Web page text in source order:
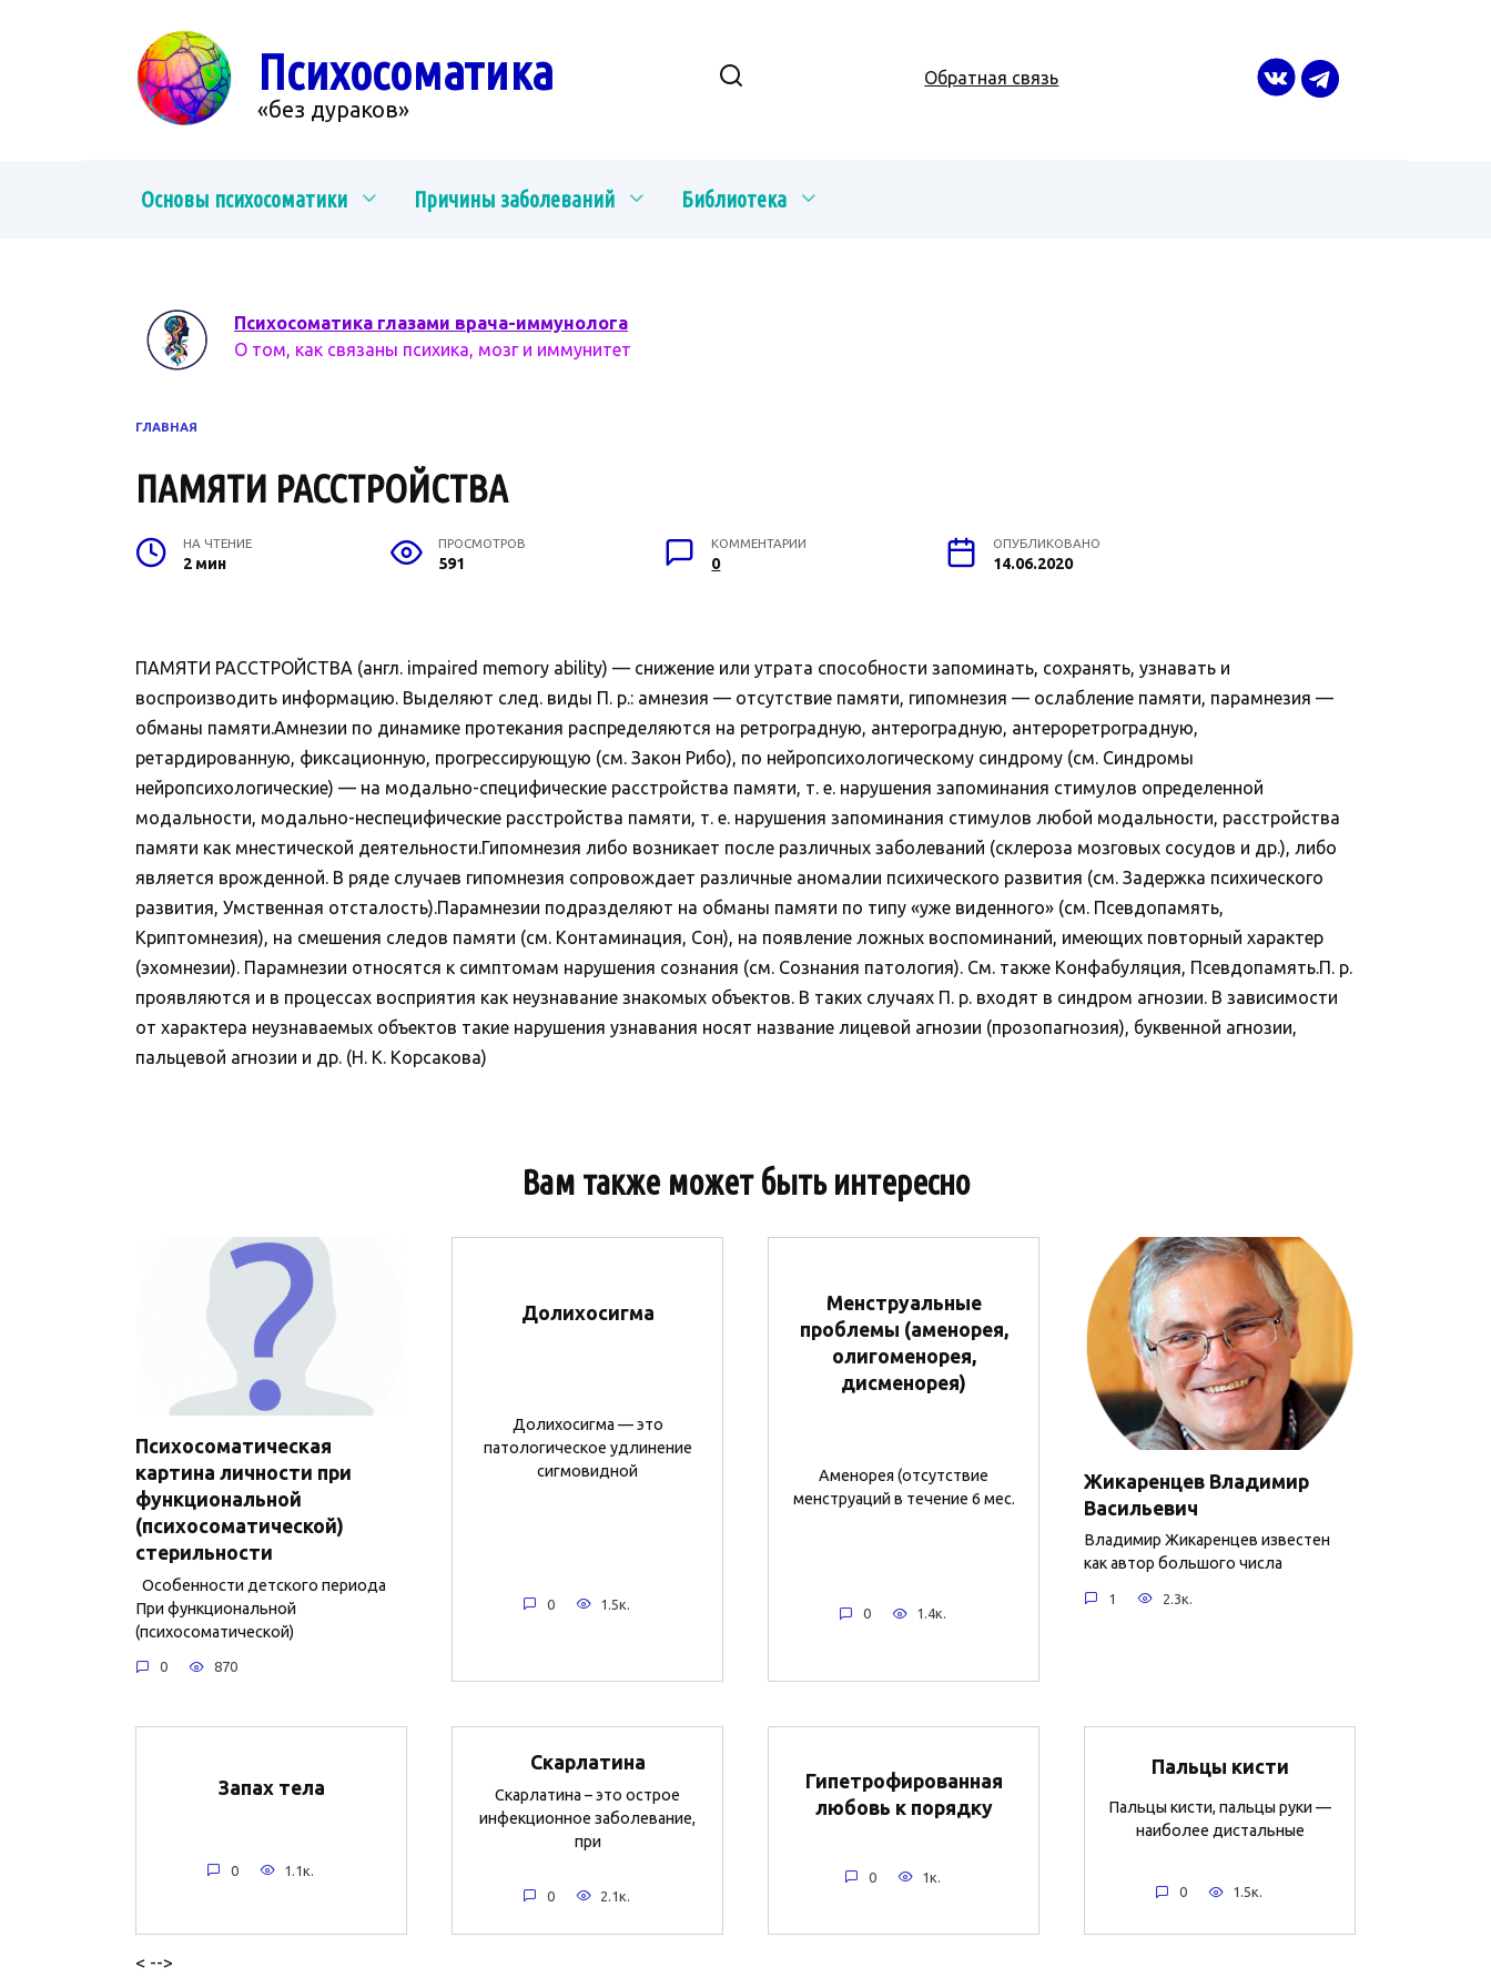
Психосоматика
«без дураков»
Обратная связь
Основы психосоматики Причины заболеваний Библиотека
Психосоматика глазами врача-иммунолога
О том, как связаны психика, мозг и иммунитет
ГЛАВНАЯ
ПАМЯТИ РАССТРОЙСТВА
НА ЧТЕНИЕ
2 мин
ПРОСМОТРОВ
591
КОММЕНТАРИИ
0
ОПУБЛИКОВАНО
14.06.2020
ПАМЯТИ РАССТРОЙСТВА (англ. impaired memory ability) — снижение или утрата способности запоминать, сохранять, узнавать и
воспроизводить информацию. Выделяют след. виды П. р.: амнезия — отсутствие памяти, гипомнезия — ослабление памяти, парамнезия —
обманы памяти.Амнезии по динамике протекания распределяются на ретроградную, антероградную, антероретроградную,
ретардированную, фиксационную, прогрессирующую (см. Закон Рибо), по нейропсихологическому синдрому (см. Синдромы
нейропсихологические) — на модально-специфические расстройства памяти, т. е. нарушения запоминания стимулов определенной
модальности, модально-неспецифические расстройства памяти, т. е. нарушения запоминания стимулов любой модальности, расстройства
памяти как мнестической деятельности.Гипомнезия либо возникает после различных заболеваний (склероза мозговых сосудов и др.), либо
является врожденной. В ряде случаев гипомнезия сопровождает различные аномалии психического развития (см. Задержка психического
развития, Умственная отсталость).Парамнезии подразделяют на обманы памяти по типу «уже виденного» (см. Псевдопамять,
Криптомнезия), на смешения следов памяти (см. Контаминация, Сон), на появление ложных воспоминаний, имеющих повторный характер
(эхомнезии). Парамнезии относятся к симптомам нарушения сознания (см. Сознания патология). См. также Конфабуляция, Псевдопамять.П. р.
проявляются и в процессах восприятия как неузнавание знакомых объектов. В таких случаях П. р. входят в синдром агнозии. В зависимости
от характера неузнаваемых объектов такие нарушения узнавания носят название лицевой агнозии (прозопагнозия), буквенной агнозии,
пальцевой агнозии и др. (Н. К. Корсакова)
Вам также может быть интересно
Психосоматическая
картина личности при
функциональной
(психосоматической)
стерильности
Особенности детского периода
При функциональной
(психосоматической)
0 870
Долихосигма
Долихосигма — это
патологическое удлинение
сигмовидной
0 1.5к.
Менструальные
проблемы (аменорея,
олигоменорея,
дисменорея)
Аменорея (отсутствие
менструаций в течение 6 мес.
0 1.4к.
Жикаренцев Владимир
Васильевич
Владимир Жикаренцев известен
как автор большого числа
1 2.3к.
Запах тела
0 1.1к.
Скарлатина
Скарлатина – это острое
инфекционное заболевание,
при
0 2.1к.
Гипетрофированная
любовь к порядку
0 1к.
Пальцы кисти
Пальцы кисти, пальцы руки —
наиболее дистальные
0 1.5к.
< -->